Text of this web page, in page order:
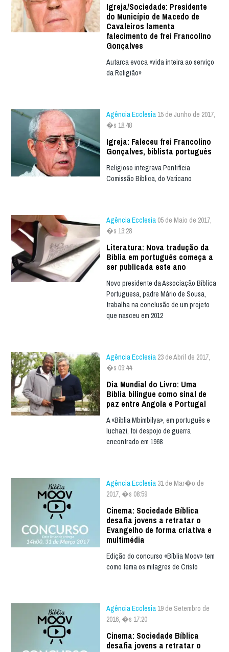
Igreja/Sociedade: Presidente
do Município de Macedo de
Cavaleiros lamenta
falecimento de frei Francolino
Gonçalves
Autarca evoca «vida inteira ao serviço
da Religião»
Agência Ecclesia 15 de Junho de 2017,
�s 18:48
Igreja: Faleceu frei Francolino
Gonçalves, biblista português
Religioso integrava Pontifícia
Comissão Bíblica, do Vaticano
Agência Ecclesia 05 de Maio de 2017,
�s 13:28
Literatura: Nova tradução da
Bíblia em português começa a
ser publicada este ano
Novo presidente da Associação Bíblica
Portuguesa, padre Mário de Sousa,
trabalha na conclusão de um projeto
que nasceu em 2012
Agência Ecclesia 23 de Abril de 2017,
�s 09:44
Dia Mundial do Livro: Uma
Bíblia bilingue como sinal de
paz entre Angola e Portugal
A «Bíblia Mbimbilya», em português e
luchazi, foi despojo de guerra
encontrado em 1968
Agência Ecclesia 31 de Mar�o de
2017, �s 08:59
Cinema: Sociedade Bíblica
desafia jovens a retratar o
Evangelho de forma criativa e
multimédia
Edição do concurso «Bíblia Moov» tem
como tema os milagres de Cristo
Agência Ecclesia 19 de Setembro de
2016, �s 17:20
Cinema: Sociedade Bíblica
desafia jovens a retratar o